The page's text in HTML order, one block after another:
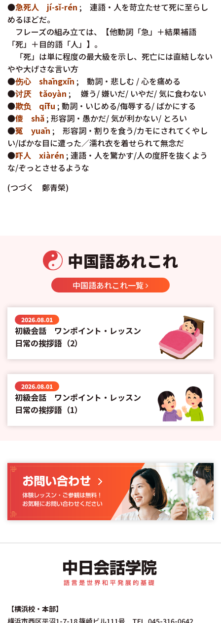
●急死人 jí-sǐ-rén ; 連語・人を苛立たせて死に至らし
めるほどだ。
フレーズの組み立ては、【他動詞「急」＋結果補語
「死」＋目的語「人」】。
「死」は単に程度の最大級を示し、死亡には直結しない
やや大げさな言い方
●伤心 shāngxīn ; 動詞・悲しむ / 心を痛める
●讨厌 tǎoyàn ; 嫌う/ 嫌いだ/ いやだ/ 気に食わない
●欺负 qīfu ; 動詞・いじめる/侮辱する/ ばかにする
●傻 shǎ ; 形容詞・愚かだ/ 気が利かない/ とろい
●冤 yuān ; 形容詞・割りを食う/カモにされてくやし
い/ばかな目に遭った／濡れ衣を着せられて無念だ
●吓人 xiàrén ; 連語・人を驚かす/人の度肝を抜くよう
な/ぞっとさせるような
(つづく 鄭青榮)
中国語あれこれ
中国語あれこれ一覧
2026.08.01
初級会話 ワンポイント・レッスン
日常の挨拶語（2）
2026.08.01
初級会話 ワンポイント・レッスン
日常の挨拶語（1）
【横浜校・本部】